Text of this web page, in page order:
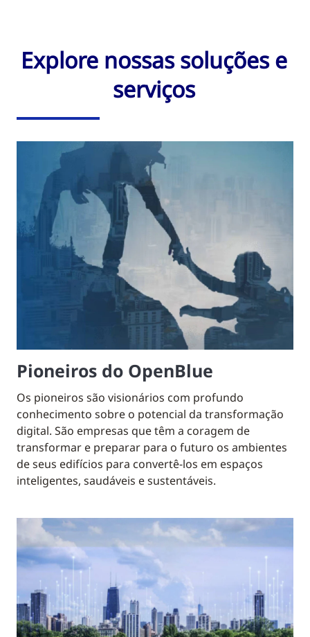
Explore nossas soluções e
serviços
Pioneiros do OpenBlue
Os pioneiros são visionários com profundo
conhecimento sobre o potencial da transformação
digital. São empresas que têm a coragem de
transformar e preparar para o futuro os ambientes
de seus edifícios para convertê-los em espaços
inteligentes, saudáveis e sustentáveis.